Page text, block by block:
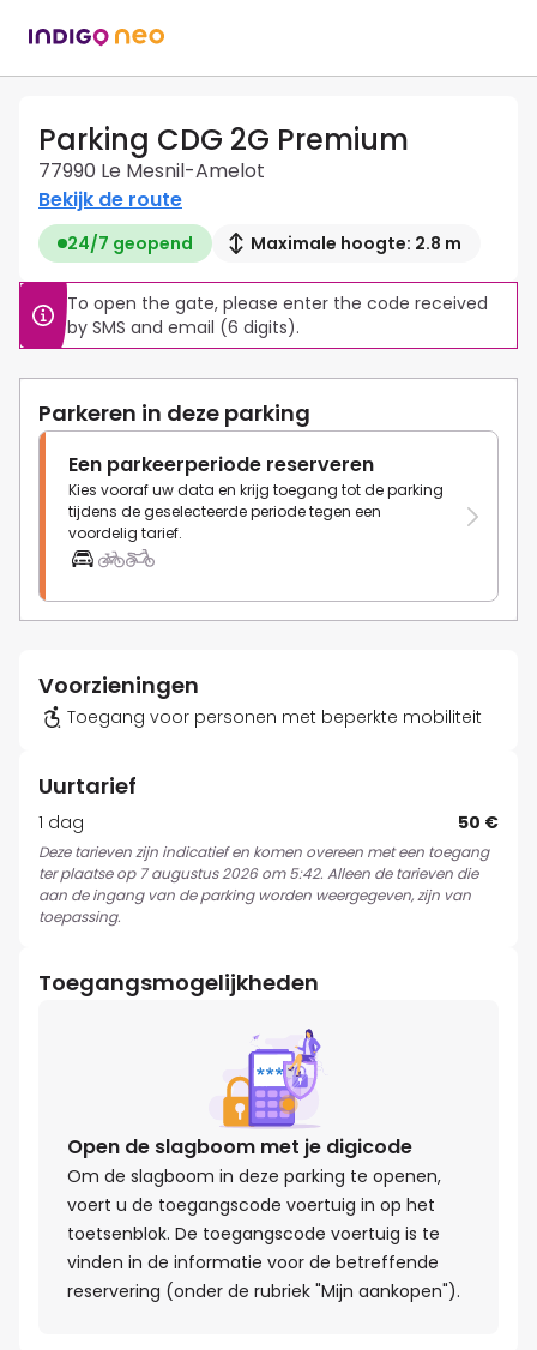
Parking CDG 2G Premium
77990 Le Mesnil-Amelot
Bekijk de route
24/7 geopend Maximale hoogte: 2.8 m
To open the gate, please enter the code received
by SMS and email (6 digits).
Parkeren in deze parking
Een parkeerperiode reserveren
Kies vooraf uw data en krijg toegang tot de parking
tijdens de geselecteerde periode tegen een
voordelig tarief.
Voorzieningen
Toegang voor personen met beperkte mobiliteit
Uurtarief
1 dag 50 €
Deze tarieven zijn indicatief en komen overeen met een toegang
ter plaatse op 7 augustus 2026 om 5:42. Alleen de tarieven die
aan de ingang van de parking worden weergegeven, zijn van
toepassing.
Toegangsmogelijkheden
Open de slagboom met je digicode
Om de slagboom in deze parking te openen,
voert u de toegangscode voertuig in op het
toetsenblok. De toegangscode voertuig is te
vinden in de informatie voor de betreffende
reservering (onder de rubriek "Mijn aankopen").